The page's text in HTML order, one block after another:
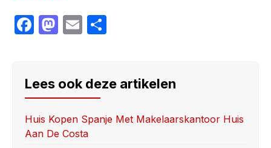
F
e
b
o
o
M
o
d
o
n
E
e
Lees ook deze artikelen
Huis Kopen Spanje Met Makelaarskantoor Huis
Aan De Costa